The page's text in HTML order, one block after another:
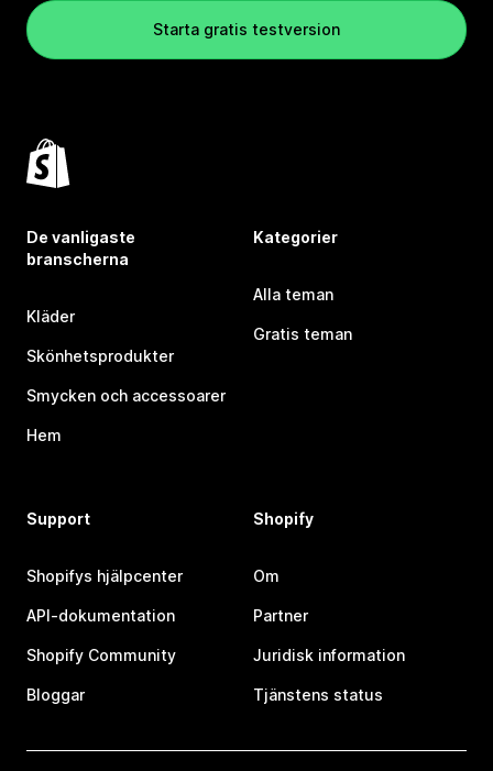
Starta gratis testversion
De vanligaste
branscherna
Kläder
Skönhetsprodukter
Smycken och accessoarer
Hem
Kategorier
Alla teman
Gratis teman
Support
Shopifys hjälpcenter
API-dokumentation
Shopify Community
Bloggar
Shopify
Om
Partner
Juridisk information
Tjänstens status